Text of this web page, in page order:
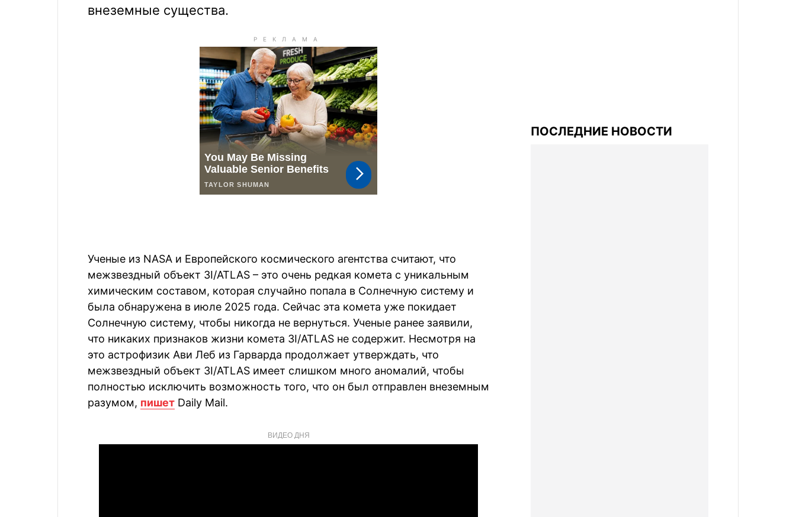
внеземные существа.
Ученые из NASA и Европейского космического агентства считают, что
межзвездный объект 3I/ATLAS – это очень редкая комета с уникальным
химическим составом, которая случайно попала в Солнечную систему и
была обнаружена в июле 2025 года. Сейчас эта комета уже покидает
Солнечную систему, чтобы никогда не вернуться. Ученые ранее заявили,
что никаких признаков жизни комета 3I/ATLAS не содержит. Несмотря на
это астрофизик Ави Леб из Гарварда продолжает утверждать, что
межзвездный объект 3I/ATLAS имеет слишком много аномалий, чтобы
полностью исключить возможность того, что он был отправлен внеземным
разумом, пишет Daily Mail.
ВИДЕО ДНЯ
ПОСЛЕДНИЕ НОВОСТИ